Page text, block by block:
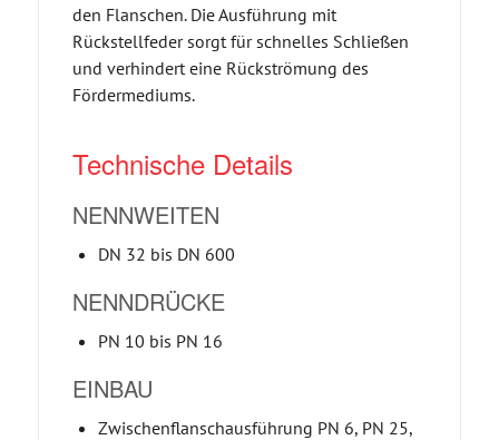
den Flanschen. Die Ausführung mit
Rückstellfeder sorgt für schnelles Schließen
und verhindert eine Rückströmung des
Fördermediums.
Technische Details
NENNWEITEN
DN 32 bis DN 600
NENNDRÜCKE
PN 10 bis PN 16
EINBAU
Zwischenflanschausführung PN 6, PN 25,